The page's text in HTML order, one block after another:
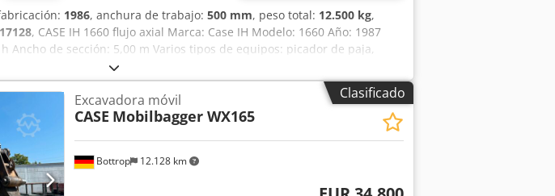
1986, anchura de trabajo: 500 mm, peso total: 12.500 kg,
, CASE IH 1660 flujo axial Marca: Case IH Modelo: 1660 Año: 1987
Ancho de sección: 5,00 m Varios tipos de equipos: picador de paja,
Clasificado
Bottrop 12.128 km
Excavadora móvil
CASE Mobilbagger WX165